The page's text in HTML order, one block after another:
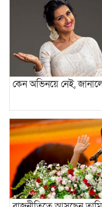
কেন অভিনয়ে নেই,